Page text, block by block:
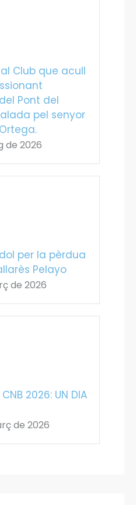
Club que acull
Pont del
pel senyor
de 2026
per la pèrdua
Pelayo
de 2026
CNB 2026: UN DIA
de 2026